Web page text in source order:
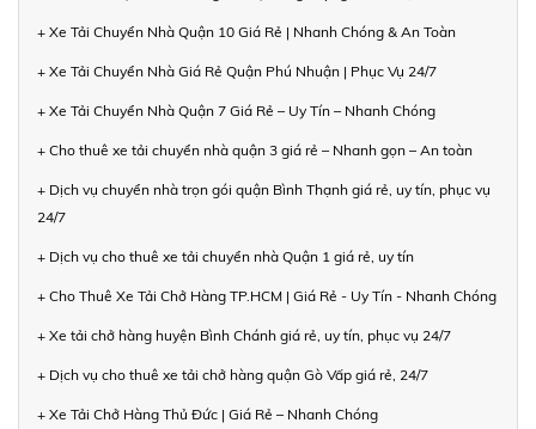
+ Xe Tải Chuyển Nhà Quận 10 Giá Rẻ | Nhanh Chóng & An Toàn
+ Xe Tải Chuyển Nhà Giá Rẻ Quận Phú Nhuận | Phục Vụ 24/7
+ Xe Tải Chuyển Nhà Quận 7 Giá Rẻ – Uy Tín – Nhanh Chóng
+ Cho thuê xe tải chuyển nhà quận 3 giá rẻ – Nhanh gọn – An toàn
+ Dịch vụ chuyển nhà trọn gói quận Bình Thạnh giá rẻ, uy tín, phục vụ
24/7
+ Dịch vụ cho thuê xe tải chuyển nhà Quận 1 giá rẻ, uy tín
+ Cho Thuê Xe Tải Chở Hàng TP.HCM | Giá Rẻ - Uy Tín - Nhanh Chóng
+ Xe tải chở hàng huyện Bình Chánh giá rẻ, uy tín, phục vụ 24/7
+ Dịch vụ cho thuê xe tải chở hàng quận Gò Vấp giá rẻ, 24/7
+ Xe Tải Chở Hàng Thủ Đức | Giá Rẻ – Nhanh Chóng